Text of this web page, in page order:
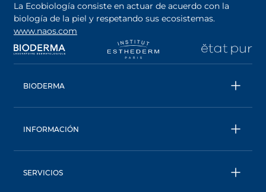
La Ecobiología consiste en actuar de acuerdo con la
biología de la piel y respetando sus ecosistemas.
www.naos.com
se abre en una pestaña nueva
se abre en una
BIODERMA
Conoce más sobre la marca
Consejo Experto
INFORMACIÓN
Seguimiento de pedidos
SERVICIOS